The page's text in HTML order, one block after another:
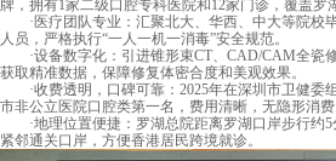
牌，拥有1家二级口腔专科医院和12家门诊，覆盖罗
·医疗团队专业：汇聚北大、华西、中大等院校
人员，严格执行“一人一机一消毒”安全规范。
·设备数字化：引进锥形束CT、CAD/CAM全瓷
获取精准数据，保障修复体密合度和美观效果。
·收费透明，口碑可靠：2025年在深圳市卫健委
市非公立医院口腔类第一名，费用清晰，无隐形消费
·地理位置便捷：罗湖总院距离罗湖口岸步行约5
紧邻通关口岸，方便香港居民跨境就诊。